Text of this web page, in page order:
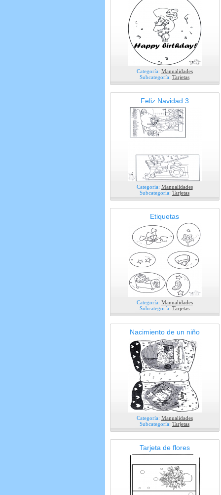
Categoría: Manualidades
Subcategoría: Tarjetas
Feliz Navidad 3
Categoría: Manualidades
Subcategoría: Tarjetas
Etiquetas
Categoría: Manualidades
Subcategoría: Tarjetas
Nacimiento de un niño
Categoría: Manualidades
Subcategoría: Tarjetas
Tarjeta de flores